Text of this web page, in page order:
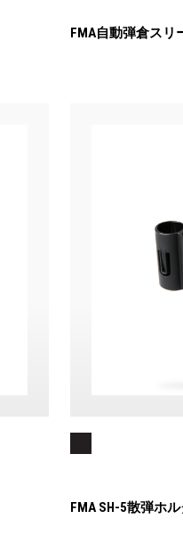
FMA自動弾倉スリ
FMA SH-5散弾ホ